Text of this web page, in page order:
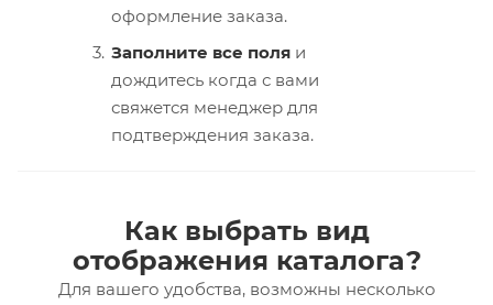
оформление заказа.
Заполните все поля и
дождитесь когда с вами
свяжется менеджер для
подтверждения заказа.
Как выбрать вид
отображения каталога?
Для вашего удобства, возможны несколько